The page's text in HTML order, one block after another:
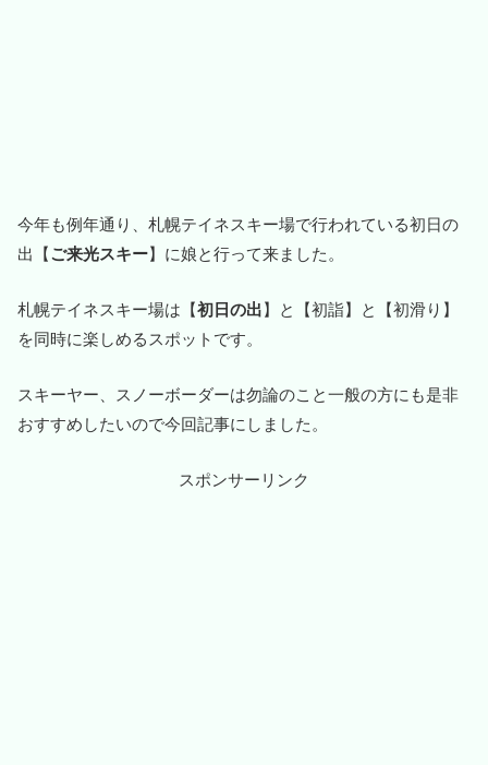
今年も例年通り、札幌テイネスキー場で行われている初日の
出【ご来光スキー】に娘と行って来ました。
札幌テイネスキー場は【初日の出】と【初詣】と【初滑り】
を同時に楽しめるスポットです。
スキーヤー、スノーボーダーは勿論のこと一般の方にも是非
おすすめしたいので今回記事にしました。
スポンサーリンク